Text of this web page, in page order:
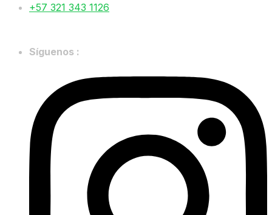
+57 321 343 1126
Síguenos :